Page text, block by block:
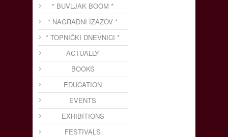
* BUVLJAK BOOM *
* NAGRADNI IZAZOV *
* TOPNIČKI DNEVNICI *
ACTUALLY
BOOKS
EDUCATION
EVENTS
EXHIBITIONS
FESTIVALS